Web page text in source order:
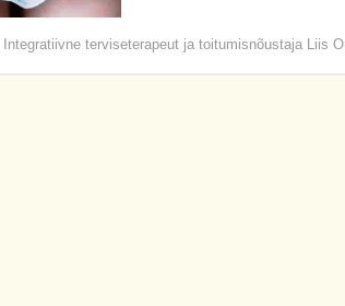
Integratiivne terviseterapeut ja toitumisnõustaja Liis